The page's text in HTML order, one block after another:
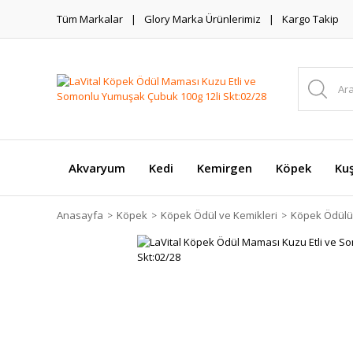
Tüm Markalar Glory Marka Ürünlerimiz Kargo Takip
Akvaryum Kedi Kemirgen Köpek
Anasayfa Köpek Köpek Ödül ve Kemikleri Köpek Ödülü